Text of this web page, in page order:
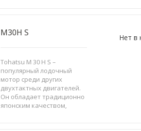
Нет в
M30H S
Tohatsu M 30 H S –
популярный лодочный
мотор среди других
двухтактных двигателей.
Он обладает традиционно
японским качеством,